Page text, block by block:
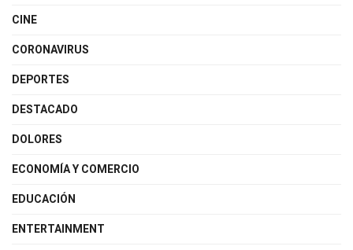
CINE
CORONAVIRUS
DEPORTES
DESTACADO
DOLORES
ECONOMÍA Y COMERCIO
EDUCACIÓN
ENTERTAINMENT